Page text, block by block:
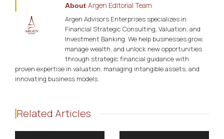
About Argen Editorial Team
Argen Advisors Enterprises specializes in
Financial Strategic Consulting, Valuation, and
Investment Banking. We help businesses grow,
manage wealth, and unlock new opportunities
through strategic financial guidance with
proven expertise in valuation, managing intangible assets, and
innovating business models.
Related Articles